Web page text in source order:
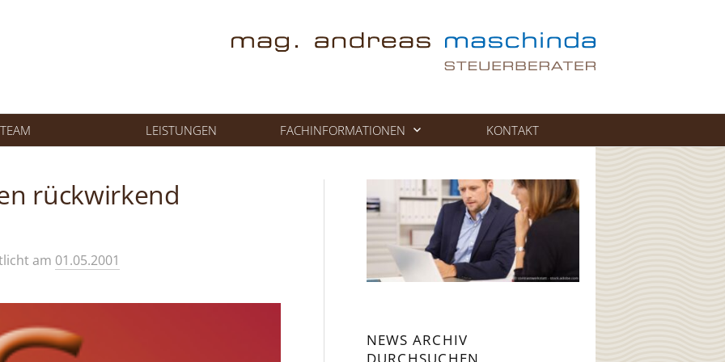
TEAM LEISTUNGEN FACHINFORMATIONEN KONTAKT
rückwirkend
am 01.05.2001
NEWS ARCHIV